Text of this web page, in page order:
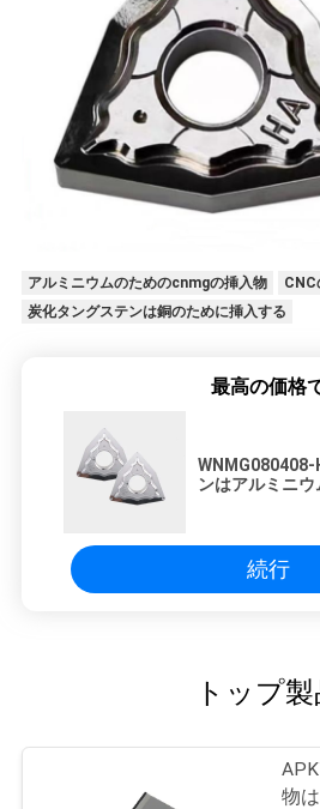
アルミニウムのためのcnmgの挿入物
CNC
炭化タングステンは銅のために挿入する
最高の価格
ンはアルミニウ
続行
トップ
物